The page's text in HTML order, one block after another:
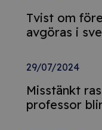
Tvist om
avgöras i
29/07/2024
Misstänkt
professor